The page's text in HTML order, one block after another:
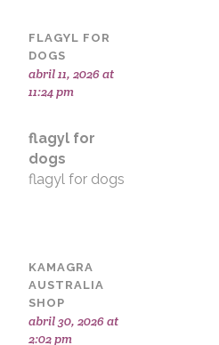
FLAGYL FOR
DOGS
abril 11, 2026 at
11:24 pm
flagyl for
dogs
flagyl for dogs
KAMAGRA
AUSTRALIA
SHOP
abril 30, 2026 at
2:02 pm